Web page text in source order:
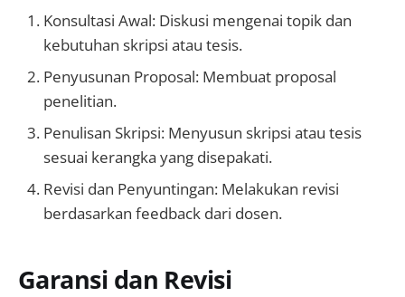
Konsultasi Awal: Diskusi mengenai topik dan
kebutuhan skripsi atau tesis.
Penyusunan Proposal: Membuat proposal
penelitian.
Penulisan Skripsi: Menyusun skripsi atau tesis
sesuai kerangka yang disepakati.
Revisi dan Penyuntingan: Melakukan revisi
berdasarkan feedback dari dosen.
Garansi dan Revisi